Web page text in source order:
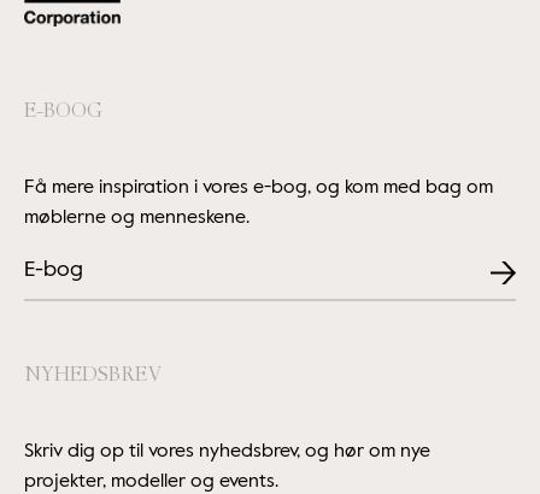
E-BOOG
Få mere inspiration i vores e-bog, og kom med bag om
møblerne og menneskene.
E-bog
NYHEDSBREV
Skriv dig op til vores nyhedsbrev, og hør om nye
projekter, modeller og events.